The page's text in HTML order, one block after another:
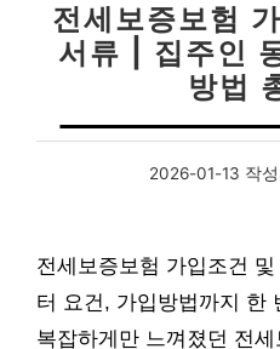
전세보증보험
서류 | 집주인
방법
2026-01-13 작
전세보증보험 가입조건
터 요건, 가입방법까지 한
복잡하게만 느껴졌던 전